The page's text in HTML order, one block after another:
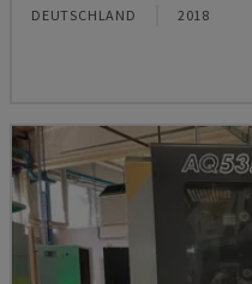
DEUTSCHLAND 2018